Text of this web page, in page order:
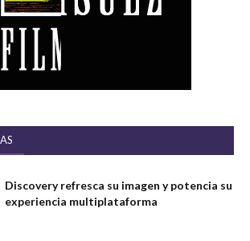
Discovery refresca su imagen y potencia su
experiencia multiplataforma